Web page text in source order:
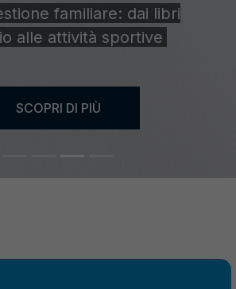
familiare: dai libri
alle attività sportive
SCOPRI DI PIÙ